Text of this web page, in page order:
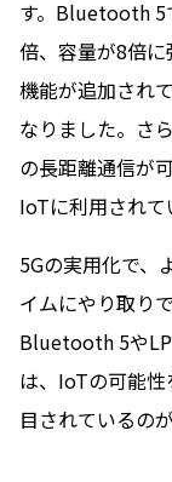
す。Bluetooth 5
倍、容量が8倍
機能が追加され
なりました。さ
の長距離通信が
IoTに利用されて
5Gの実用化で、
イムにやり取り
Bluetooth 5や
は、IoTの可能
目されているの